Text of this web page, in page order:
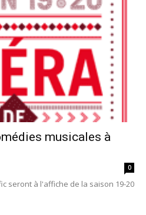
musicales à
0
seront à l'affiche de la saison 19-20